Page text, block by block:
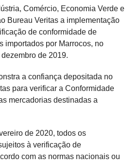
Comércio, Economia Verde e
Bureau Veritas a implementação
de conformidade de
importados por Marrocos, no
de 2019.
a confiança depositada no
para verificar a Conformidade
mercadorias destinadas a
de 2020, todos os
à verificação de
com as normas nacionais ou